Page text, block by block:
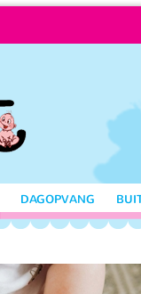
DAGOPVANG